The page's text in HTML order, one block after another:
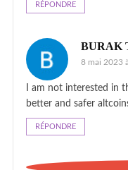
RÉPONDRE
BURAK
8 mai 2023
I am not interested in
better and safer
RÉPONDRE